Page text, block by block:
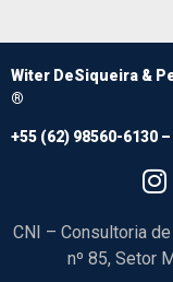
Witer DeSiqueira &
®
+55 (62) 98560-6130 –
CNI – Consultoria
nº 85, Setor